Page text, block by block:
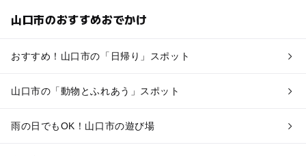
山口市のおすすめおでかけ
おすすめ！山口市の「日帰り」スポット
山口市の「動物とふれあう」スポット
雨の日でもOK！山口市の遊び場